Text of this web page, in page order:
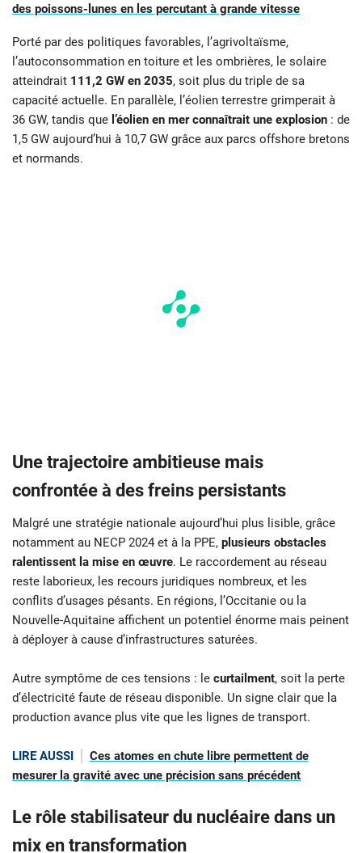
des poissons-lunes en les percutant à grande vitesse
Porté par des politiques favorables, l’agrivoltaïsme,
l’autoconsommation en toiture et les ombrières, le solaire
atteindrait 111,2 GW en 2035, soit plus du triple de sa
capacité actuelle. En parallèle, l’éolien terrestre grimperait à
36 GW, tandis que l’éolien en mer connaîtrait une explosion : de
1,5 GW aujourd’hui à 10,7 GW grâce aux parcs offshore bretons
et normands.
Une trajectoire ambitieuse mais
confrontée à des freins persistants
Malgré une stratégie nationale aujourd’hui plus lisible, grâce
notamment au NECP 2024 et à la PPE, plusieurs obstacles
ralentissent la mise en œuvre. Le raccordement au réseau
reste laborieux, les recours juridiques nombreux, et les
conflits d’usages pésants. En régions, l’Occitanie ou la
Nouvelle-Aquitaine affichent un potentiel énorme mais peinent
à déployer à cause d’infrastructures saturées.
Autre symptôme de ces tensions : le curtailment, soit la perte
d’électricité faute de réseau disponible. Un signe clair que la
production avance plus vite que les lignes de transport.
LIRE AUSSI
Ces atomes en chute libre permettent de
mesurer la gravité avec une précision sans précédent
Le rôle stabilisateur du nucléaire dans un
mix en transformation